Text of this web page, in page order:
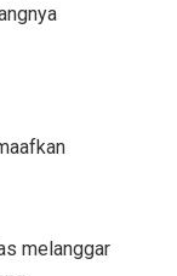
melanggar